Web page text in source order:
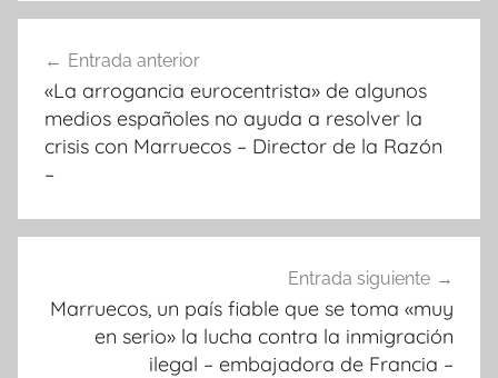
de
entradas
Entrada anterior
«La arrogancia eurocentrista» de algunos
medios españoles no ayuda a resolver la
crisis con Marruecos – Director de la Razón
–
Entrada siguiente
Marruecos, un país fiable que se toma «muy
en serio» la lucha contra la inmigración
ilegal – embajadora de Francia –